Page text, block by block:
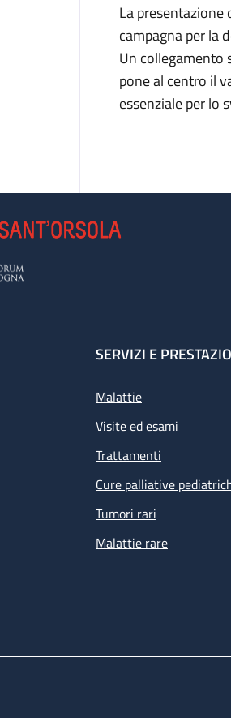
La
campagna per la
Un collegamento
pone al centro il
essenziale per lo
SERVIZI E
Malattie
Visite ed esami
Trattamenti
Cure palliative
Tumori rari
Malattie rare